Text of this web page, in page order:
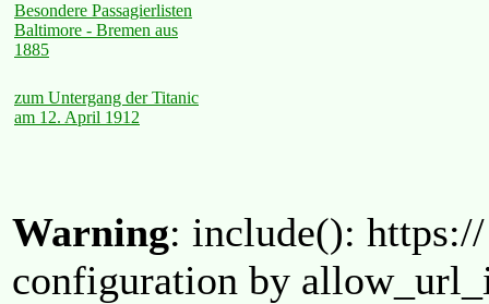
Besondere Passagierlisten
Baltimore - Bremen aus
1885
zum Untergang der Titanic
am 12. April 1912
Warning: include():
configuration by